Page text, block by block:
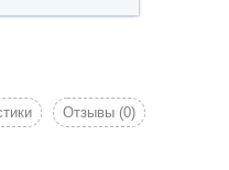
Отзывы (0)